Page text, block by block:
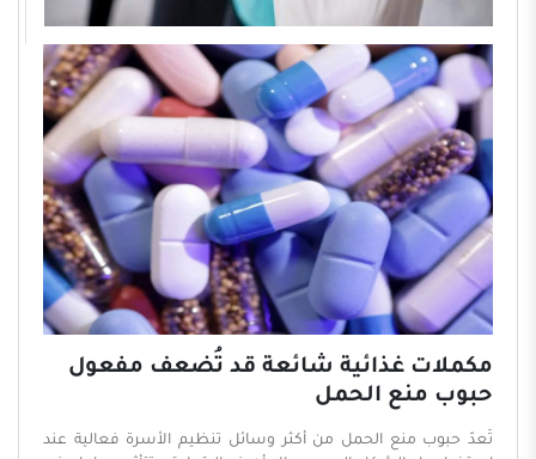
مكملات غذائية شائعة قد تُضعف مفعول
حبوب منع الحمل
تُعدّ حبوب منع الحمل من أكثر وسائل تنظيم الأسرة فعالية عند